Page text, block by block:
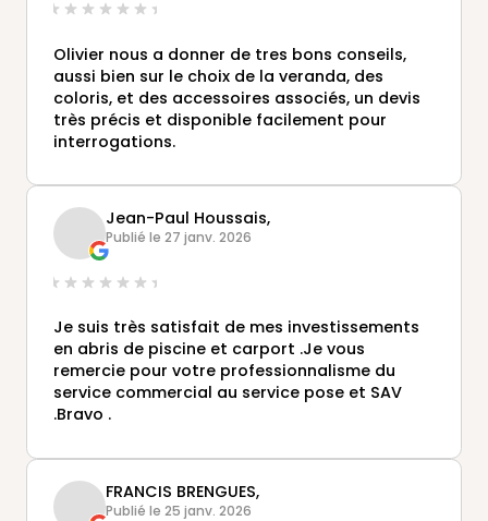
Olivier nous a donner de tres bons conseils,
aussi bien sur le choix de la veranda, des
coloris, et des accessoires associés, un devis
très précis et disponible facilement pour
interrogations.
Jean-Paul Houssais,
Publié le 27 janv. 2026
Je suis très satisfait de mes investissements
en abris de piscine et carport .Je vous
remercie pour votre professionnalisme du
service commercial au service pose et SAV
.Bravo .
FRANCIS BRENGUES,
Publié le 25 janv. 2026